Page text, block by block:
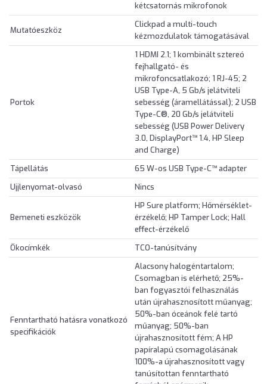
kétcsatornás mikrofonok
Mutatóeszköz
Clickpad a multi-touch
kézmozdulatok támogatásával
Portok
1 HDMI 2.1; 1 kombinált sztereó
fejhallgató- és
mikrofoncsatlakozó; 1 RJ-45; 2
USB Type-A, 5 Gb/s jelátviteli
sebesség (áramellátással); 2 USB
Type-C®, 20 Gb/s jelátviteli
sebesség (USB Power Delivery
3.0, DisplayPort™ 1.4, HP Sleep
and Charge)
Tápellátás
65 W-os USB Type-C™ adapter
Ujjlenyomat-olvasó
Nincs
Bemeneti eszközök
HP Sure platform; Hőmérséklet-
érzékelő; HP Tamper Lock; Hall
effect-érzékelő
Ökocímkék
TCO-tanúsítvány
Fenntartható hatásra vonatkozó
specifikációk
Alacsony halogéntartalom;
Csomagban is elérhető; 25%-
ban fogyasztói felhasználás
után újrahasznosított műanyag;
50%-ban óceánok felé tartó
műanyag; 50%-ban
újrahasznosított fém; A HP
papíralapú csomagolásának
100%-a újrahasznosított vagy
tanúsítottan fenntartható